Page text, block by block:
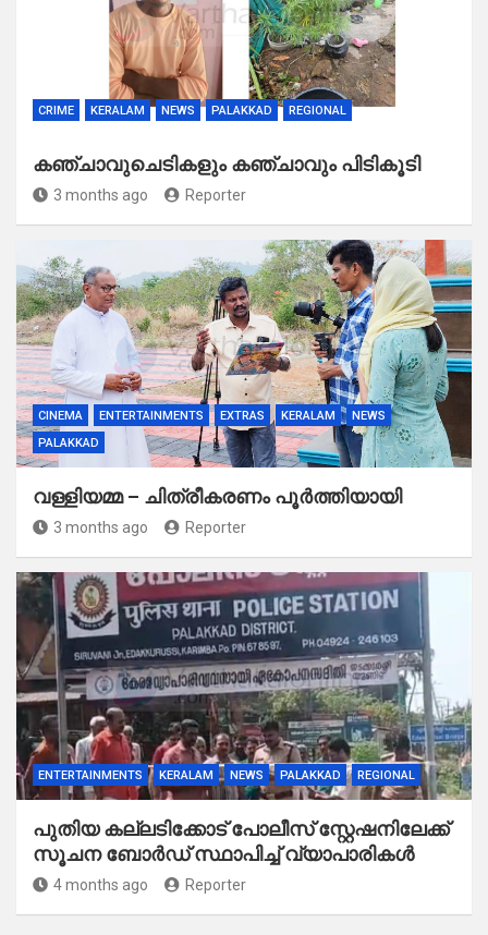
CRIME KERALAM NEWS PALAKKAD REGIONAL
കഞ്ചാവുചെടികളും കഞ്ചാവും പിടികൂടി
3 months ago Reporter
CINEMA ENTERTAINMENTS EXTRAS KERALAM
NEWS
PALAKKAD
വള്ളിയമ്മ – ചിത്രീകരണം പൂർത്തിയായി
3 months ago Reporter
ENTERTAINMENTS KERALAM NEWS PALAKKAD REGIONAL
പുതിയ കല്ലടിക്കോട് പോലീസ് സ്റ്റേഷനിലേക്ക്
സൂചന ബോർഡ് സ്ഥാപിച്ച് വ്യാപാരികൾ
4 months ago Reporter